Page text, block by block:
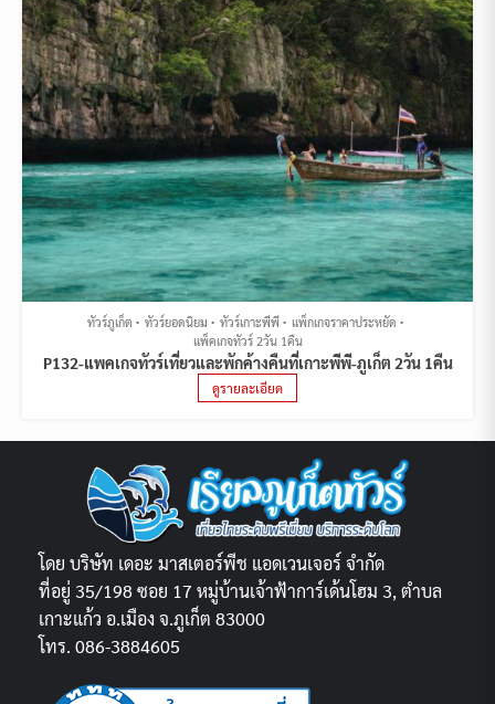
ทัวร์ภูเก็ต ทัวร์ยอดนิยม ทัวร์เกาะพีพี
แพ็กเกจราคาประหยัด
แพ็คเกจทัวร์ 2วัน 1คืน
P132-แพคเกจทัวร์เที่ยวและพักค้างคืนที่เกาะพีพี-ภูเก็ต 2วัน 1คืน
ดูรายละเอียด
โดย บริษัท เดอะ มาสเตอร์พีช แอดเวนเจอร์ จำกัด
ที่อยู่ 35/198 ซอย 17 หมู่บ้านเจ้าฟ้าการ์เด้นโฮม 3, ตำบล
เกาะแก้ว อ.เมือง จ.ภูเก็ต 83000
โทร. 086-3884605